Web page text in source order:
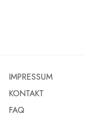
IMPRESSUM
KONTAKT
FAQ